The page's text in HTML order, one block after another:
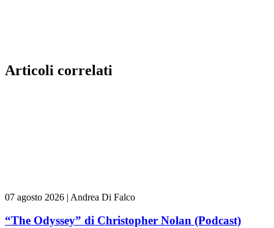
Articoli correlati
07 agosto 2026 | Andrea Di Falco
“The Odyssey” di Christopher Nolan (Podcast)